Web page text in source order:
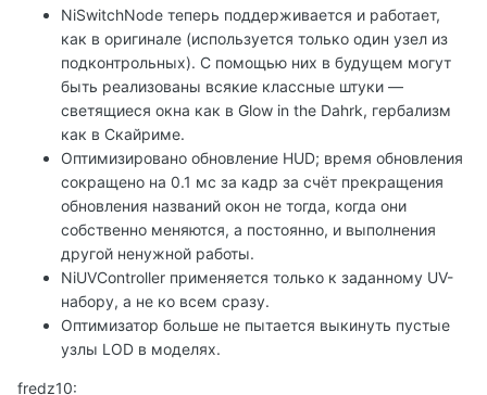
NiSwitchNode теперь поддерживается и работает,
как в оригинале (используется только один узел из
подконтрольных). С помощью них в будущем могут
быть реализованы всякие классные штуки —
светящиеся окна как в Glow in the Dahrk, гербализм
как в Скайриме.
Оптимизировано обновление HUD; время обновления
сокращено на 0.1 мс за кадр за счёт прекращения
обновления названий окон не тогда, когда они
собственно меняются, а постоянно, и выполнения
другой ненужной работы.
NiUVController применяется только к заданному UV-
набору, а не ко всем сразу.
Оптимизатор больше не пытается выкинуть пустые
узлы LOD в моделях.
fredz10: